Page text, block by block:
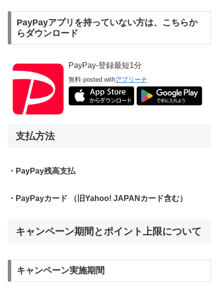
PayPayアプリを持っていない方は、こちらか
らダウンロード
PayPay-登録最短1分
無料 posted withアプリーチ
支払方法
・PayPay残高支払
・PayPayカード （旧Yahoo! JAPANカード含む）
キャンペーン期間とポイント上限について
キャンペーン実施期間